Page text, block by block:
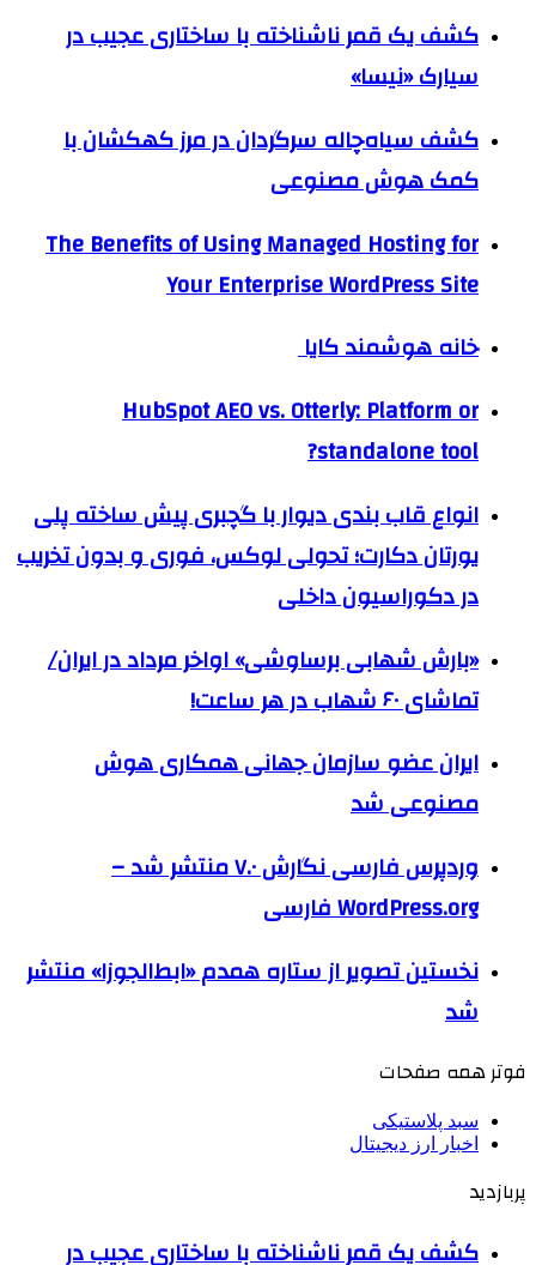
کشف یک قمر ناشناخته با ساختاری عجیب در
سیارک «نیسا»
کشف سیاه‌چاله سرگردان در مرز کهکشان با
کمک هوش مصنوعی
The Benefits of Using Managed Hosting for
Your Enterprise WordPress Site
خانه هوشمند کایا
HubSpot AEO vs. Otterly: Platform or
standalone tool?
انواع قاب بندی دیوار با گچبری پیش ساخته پلی
یورتان دکارت؛ تحولی لوکس، فوری و بدون تخریب
در دکوراسیون داخلی
«بارش شهابی برساوشی» اواخر مرداد در ایران/
تماشای ۶۰ شهاب در هر ساعت!
ایران عضو سازمان جهانی همکاری هوش
مصنوعی شد
وردپرس فارسی نگارش ۷.۰ منتشر شد –
WordPress.org فارسی
نخستین تصویر از ستاره همدم «ابط‌الجوزا» منتشر
شد
فوتر همه صفحات
سبد پلاستیکی
اخبار ارز دیجیتال
پربازدید
کشف یک قمر ناشناخته با ساختاری عجیب در